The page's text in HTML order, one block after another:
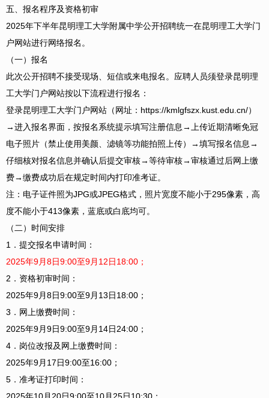
五、报名程序及资格初审
2025年下半年昆明理工大学附属中学公开招聘统一在昆明理工大学门
户网站进行网络报名。
（一）报名
此次公开招聘不接受现场、短信或来电报名。应聘人员须登录昆明理
工大学门户网站按以下流程进行报名：
登录昆明理工大学门户网站（网址：https://kmlgfszx.kust.edu.cn/）
→进入报名界面，按报名系统提示填写注册信息→上传近期清晰免冠
电子照片（禁止使用美颜、滤镜等功能拍照上传）→填写报名信息→
仔细核对报名信息并确认后提交审核→等待审核→审核通过后网上缴
费→缴费成功后在规定时间内打印准考证。
注：电子证件照为JPG或JPEG格式，照片宽度不能小于295像素，高
度不能小于413像素，蓝底或白底均可。
（二）时间安排
1．提交报名申请时间：
2025年9月8日9:00至9月12日18:00；
2．资格初审时间：
2025年9月8日9:00至9月13日18:00；
3．网上缴费时间：
2025年9月9日9:00至9月14日24:00；
4．岗位改报及网上缴费时间：
2025年9月17日9:00至16:00；
5．准考证打印时间：